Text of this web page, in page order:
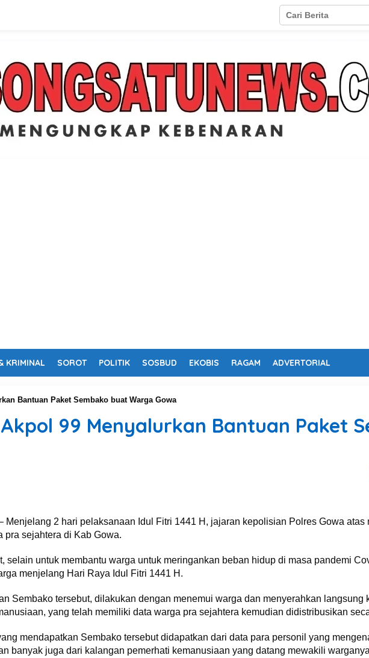
KRIMINAL SOROT POLITIK SOSBUD EKOBIS RAGAM ADVERTORIAL
Bantuan Paket Sembako buat Warga Gowa
99 Menyalurkan Bantuan Paket
Menjelang 2 hari pelaksanaan Idul Fitri 1441 H, jajaran kepolisian Polres Gowa atas
pra sejahtera di Kab Gowa.
selain untuk membantu warga untuk meringankan beban hidup di masa pandemi
menjelang Hari Raya Idul Fitri 1441 H.
Sembako tersebut, dilakukan dengan menemui warga dan menyerahkan langsung
yang telah memiliki data warga pra sejahtera kemudian didistribusikan
mendapatkan Sembako tersebut didapatkan dari data para personil yang
banyak juga dari kalangan pemerhati kemanusiaan yang datang mewakili